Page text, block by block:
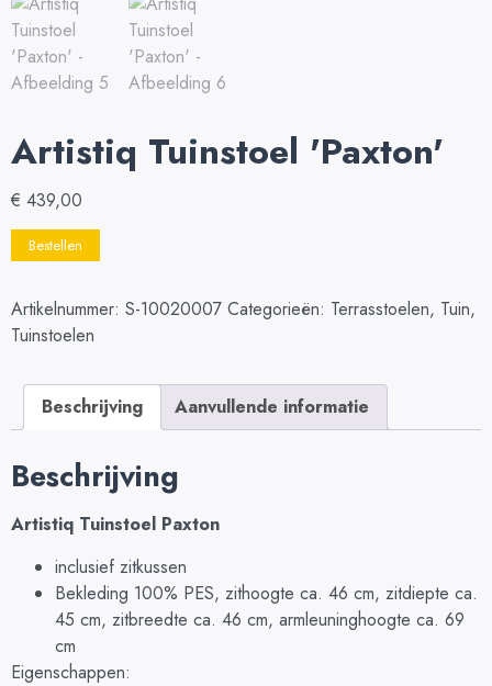
Artistiq Tuinstoel 'Paxton'
€ 439,00
Bestellen
Artikelnummer: S-10020007 Categorieën: Terrasstoelen, Tuin,
Tuinstoelen
Beschrijving Aanvullende informatie
Beschrijving
Artistiq Tuinstoel Paxton
inclusief zitkussen
Bekleding 100% PES, zithoogte ca. 46 cm, zitdiepte ca.
45 cm, zitbreedte ca. 46 cm, armleuninghoogte ca. 69
cm
Eigenschappen: